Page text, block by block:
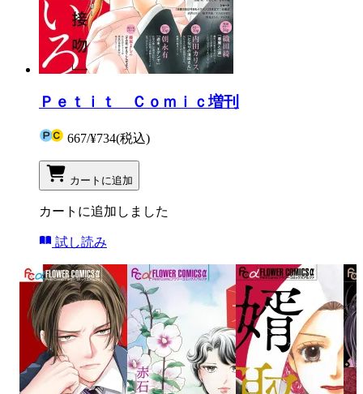
Ｐｅｔｉｔ Ｃｏｍｉｃ増刊
667/¥734(税込)
カートに追加
カートに追加しました
試し読み